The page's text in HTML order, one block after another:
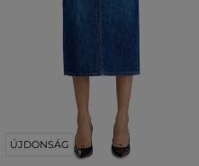
ÚJDONSÁG